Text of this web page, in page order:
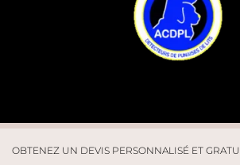
OBTENEZ UN DEVIS PERSONNALISÉ ET